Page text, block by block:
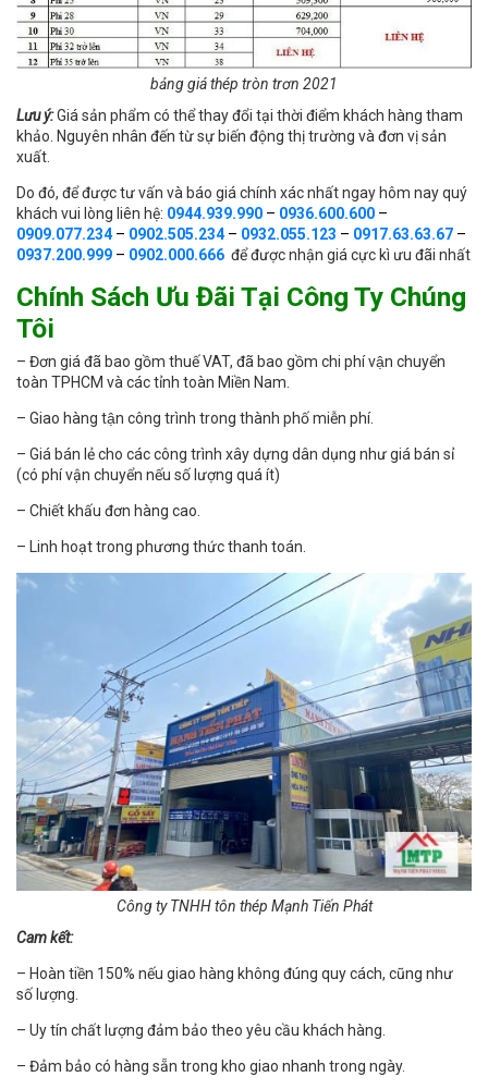
bảng giá thép tròn trơn 2021
Lưu ý:Giá sản phẩm có thể thay đổi tại thời điểm khách hàng tham
khảo. Nguyên nhân đến từ sự biến động thị trường và đơn vị sản
xuất.
Do đó, để được tư vấn và báo giá chính xác nhất ngay hôm nay quý
khách vui lòng liên hệ: 0944.939.990 – 0936.600.600 –
0909.077.234– 0902.505.234– 0932.055.123 – 0917.63.63.67 –
0937.200.999 – 0902.000.666 để được nhận giá cực kì ưu đãi nhất
Chính Sách Ưu Đãi Tại Công Ty Chúng
Tôi
– Đơn giá đã bao gồm thuế VAT, đã bao gồm chi phí vận chuyển
toàn TPHCM và các tỉnh toàn Miền Nam.
– Giao hàng tận công trình trong thành phố miễn phí.
– Giá bán lẻ cho các công trình xây dựng dân dụng như giá bán sỉ
(có phí vận chuyển nếu số lượng quá ít)
– Chiết khấu đơn hàng cao.
– Linh hoạt trong phương thức thanh toán.
Công ty TNHH tôn thép Mạnh Tiến Phát
Cam kết:
– Hoàn tiền 150% nếu giao hàng không đúng quy cách, cũng như
số lượng.
– Uy tín chất lượng đảm bảo theo yêu cầu khách hàng.
– Đảm bảo có hàng sẵn trong kho giao nhanh trong ngày.